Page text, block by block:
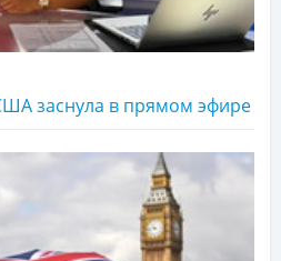
заснула в прямом эфире